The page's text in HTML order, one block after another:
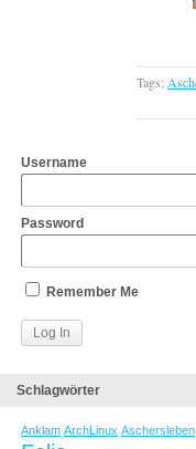
Tags:
Username
Password
Remember Me
Schlagwörter
Anklam ArchLinux Aschersleben